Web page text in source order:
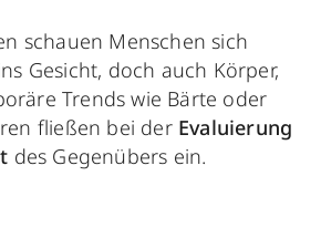
schauen Menschen sich
Gesicht, doch auch Körper,
Trends wie Bärte oder
fließen bei der Evaluierung
des Gegenübers ein.